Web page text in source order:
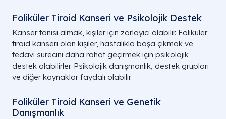
Foliküler Tiroid Kanseri ve Psikolojik Destek
Kanser tanısı almak, kişiler için zorlayıcı olabilir. Foliküler
tiroid kanseri olan kişiler, hastalıkla başa çıkmak ve
tedavi sürecini daha rahat geçirmek için psikolojik
destek alabilirler. Psikolojik danışmanlık, destek grupları
ve diğer kaynaklar faydalı olabilir.
Foliküler Tiroid Kanseri ve Genetik
Danışmanlık